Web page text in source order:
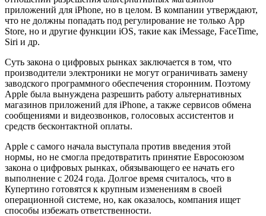
приложений для iPhone, но в целом. В компании утверждают,
что не должны попадать под регулирование не только App
Store, но и другие функции iOS, такие как iMessage, FaceTime,
Siri и др.
Суть закона о цифровых рынках заключается в том, что
производители электроники не могут ограничивать замену
заводского программного обеспечения сторонним. Поэтому
Apple была вынуждена разрешить работу альтернативных
магазинов приложений для iPhone, а также сервисов обмена
сообщениями и видеозвонков, голосовых ассистентов и
средств бесконтактной оплаты.
Apple с самого начала выступала против введения этой
нормы, но не смогла предотвратить принятие Евросоюзом
закона о цифровых рынках, обязывающего ее начать его
выполнение с 2024 года. Долгое время считалось, что в
Купертино готовятся к крупным изменениям в своей
операционной системе, но, как оказалось, компания ищет
способы избежать ответственности.